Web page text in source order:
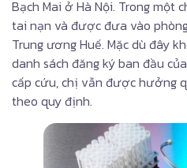
Bạch Mai ở Hà Nội. Trong một
tai nạn và được đưa vào
Trung ương Huế. Mặc dù đây
danh sách đăng ký ban đầu
cấp cứu, chị vẫn được hưởng
theo quy định.